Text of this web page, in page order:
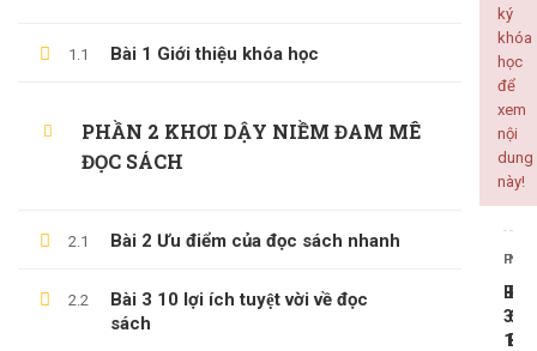
Kỹ Năng Đọc Sách Thần Tốc
1.1 Bài 1 Giới thiệu khóa học
PHẦN 2 KHƠI DẬY NIỀM ĐAM MÊ
ĐỌC SÁCH
2.1 Bài 2 Ưu điểm của đọc sách nhanh
2.2
Bài 3 10 lợi ích tuyệt vời về đọc
sách
ký
khóa
học
để
xem
nội
dung
này!
PREV
Bài
3
10
Bài
6
Bí
CÔNG NGHỆ THÔNG TIN